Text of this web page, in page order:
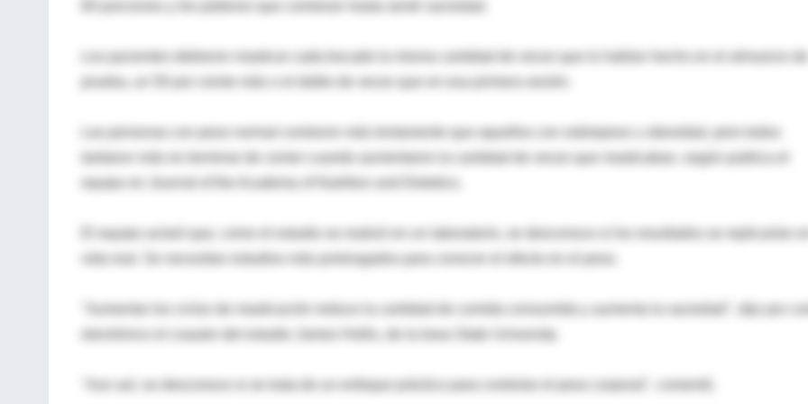
Las personas con peso normal comieron más lentamente que aquellos con sobrepeso u obesidad, pero todos
tardaron más en terminar de comer cuando aumentaron la cantidad de veces que masticaban, según publica el
equipo en Journal of the Academy of Nutrition and Dietetics.
El equipo aclaró que, como el estudio se realizó en un laboratorio, se desconoce si los resultados se replicarían
vida real. Se necesitan estudios más prolongados para conocer el efecto en el peso.
"Aun así, se desconoce si se trata de un enfoque práctico para controlar el peso corporal", comentó.